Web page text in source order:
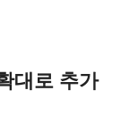
대로 추가